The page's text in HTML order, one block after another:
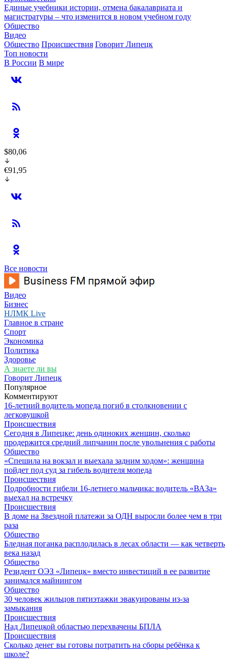
Единые учебники истории, отмена бакалавриата и
магистратуры – что изменится в новом учебном году
Общество
Видео
Общество Происшествия Говорит Липецк
Топ новости
В России В мире
$80,06
€91,95
Все новости
Видео
Бизнес
НЛМК Live
Главное в стране
Спорт
Экономика
Политика
Здоровье
А знаете ли вы
Говорит Липецк
Популярное
Комментируют
16-летний водитель мопеда погиб в столкновении с
легковушкой
Происшествия
Сегодня в Липецке: день одиноких женщин, сколько
продержится средний липчанин после увольнения с работы
Общество
«Спешила на вокзал и выехала задним ходом»: женщина
пойдет под суд за гибель водителя мопеда
Происшествия
Подробности гибели 16-летнего мальчика: водитель «ВАЗа»
выехал на встречку
Происшествия
В доме на Звездной платежи за ОДН выросли более чем в три
раза
Общество
Бледная поганка расплодилась в лесах области — как четверть
века назад
Общество
Резидент ОЭЗ «Липецк» вместо инвестиций в ее развитие
занимался майнингом
Общество
30 человек жильцов пятиэтажки эвакуированы из-за
замыкания
Происшествия
Над Липецкой областью перехвачены БПЛА
Происшествия
Сколько денег вы готовы потратить на сборы ребёнка к
школе?